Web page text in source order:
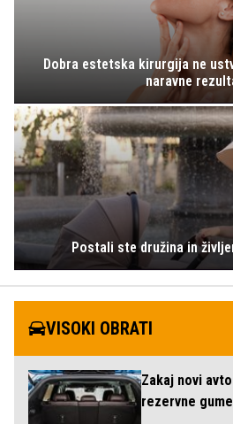
Dobra estetska kirurgija ne
naravne
Postali ste družina in
VISOKI OBRATI
Zakaj novi
rezervne